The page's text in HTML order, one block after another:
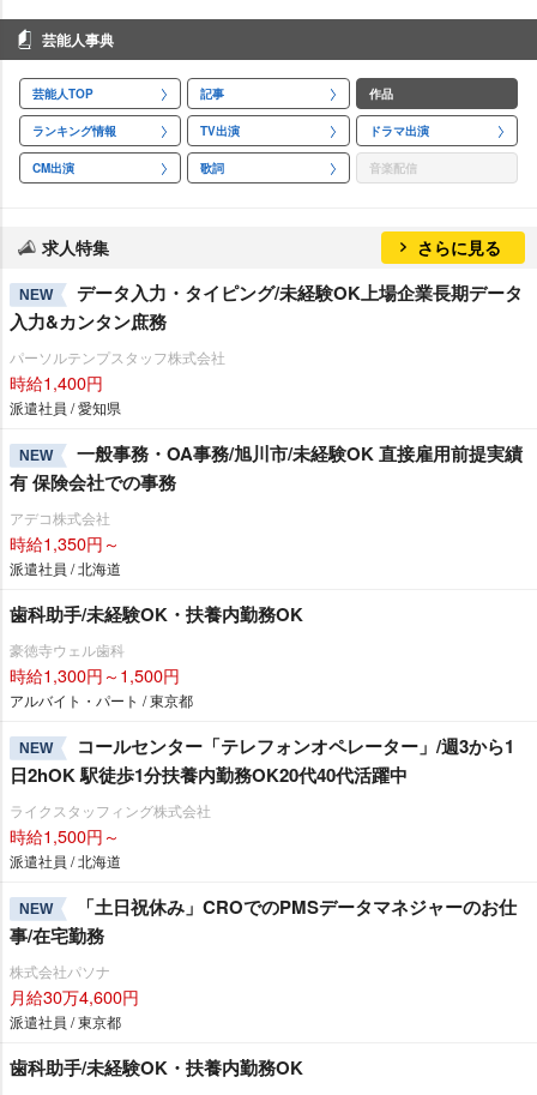
芸能人事典
芸能人TOP 記事 作品
ランキング情報 TV出演 ドラマ出演
CM出演 歌詞 音楽配信
求人特集 さらに見る
NEW
データ入力・タイピング/未経験OK上場企業長期データ
入力&カンタン庶務
パーソルテンプスタッフ株式会社
時給1,400円
派遣社員 / 愛知県
NEW
一般事務・OA事務/旭川市/未経験OK 直接雇用前提実績
有 保険会社での事務
アデコ株式会社
時給1,350円～
派遣社員 / 北海道
歯科助手/未経験OK・扶養内勤務OK
豪徳寺ウェル歯科
時給1,300円～1,500円
アルバイト・パート / 東京都
NEW
コールセンター「テレフォンオペレーター」/週3から1
日2hOK 駅徒歩1分扶養内勤務OK20代40代活躍中
ライクスタッフィング株式会社
時給1,500円～
派遣社員 / 北海道
NEW
「土日祝休み」CROでのPMSデータマネジャーのお仕
事/在宅勤務
株式会社パソナ
月給30万4,600円
派遣社員 / 東京都
歯科助手/未経験OK・扶養内勤務OK